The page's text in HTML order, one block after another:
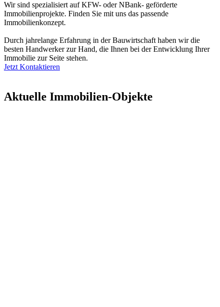
Wir sind spezialisiert auf KFW- oder NBank- geförderte
Immobilienprojekte. Finden Sie mit uns das passende
Immobilienkonzept.
Durch jahrelange Erfahrung in der Bauwirtschaft haben wir die
besten Handwerker zur Hand, die Ihnen bei der Entwicklung Ihrer
Immobilie zur Seite stehen.
Jetzt Kontaktieren
Aktuelle Immobilien-Objekte